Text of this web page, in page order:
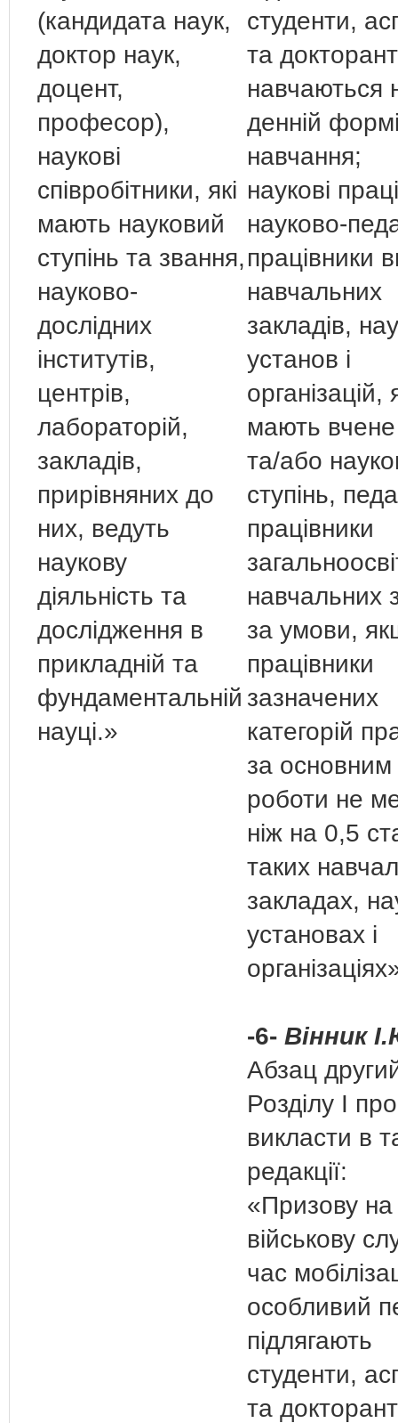
(кандидата наук,
доктор наук,
доцент,
професор),
наукові
співробітники, які
мають науковий
ступінь та звання,
науково-
дослідних
інститутів,
центрів,
лабораторій,
закладів,
прирівняних до
них, ведуть
наукову
діяльність та
дослідження в
прикладній та
фундаментальній
науці.»
студенти,
та
навчаються
денній
навчання;
наукові
науково-
працівники
навчальних
закладів,
установ і
організацій,
мають
та/або
ступінь,
працівники
навчальних
за умови,
працівники
зазначених
категорій
за основним
роботи не
ніж на 0,5
таких
закладах,
установах і
-6- Вінник
Абзац
Розділу І
викласти в
редакції:
«Призову на
військову
час
особливий
підлягають
студенти,
та